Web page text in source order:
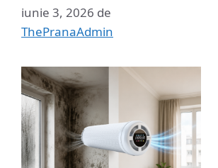
iunie 3, 2026 de
ThePranaAdmin